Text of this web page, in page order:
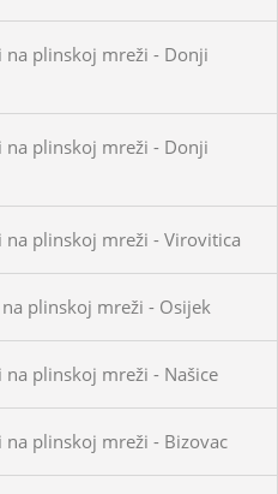
plinskoj mreži - Donji
plinskoj mreži - Donji
plinskoj mreži - Virovitica
plinskoj mreži - Osijek
plinskoj mreži - Našice
plinskoj mreži - Bizovac